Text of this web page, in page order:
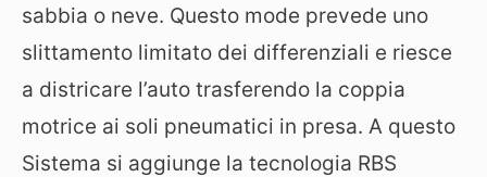
sabbia o neve. Questo mode prevede uno
slittamento limitato dei differenziali e riesce
a districare l’auto trasferendo la coppia
motrice ai soli pneumatici in presa. A questo
Sistema si aggiunge la tecnologia RBS